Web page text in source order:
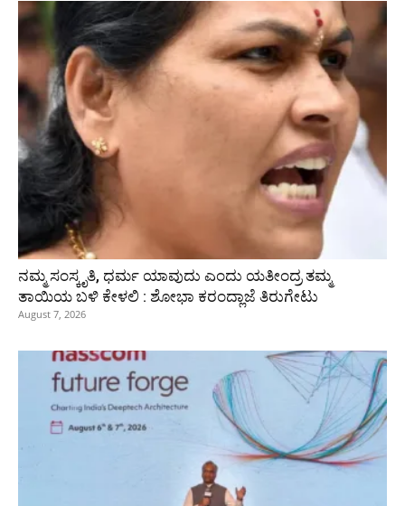
ನಮ್ಮ ಸಂಸ್ಕೃತಿ, ಧರ್ಮ ಯಾವುದು ಎಂದು ಯತೀಂದ್ರ ತಮ್ಮ
ತಾಯಿಯ ಬಳಿ ಕೇಳಲಿ : ಶೋಭಾ ಕರಂದ್ಲಾಜೆ ತಿರುಗೇಟು
August 7, 2026